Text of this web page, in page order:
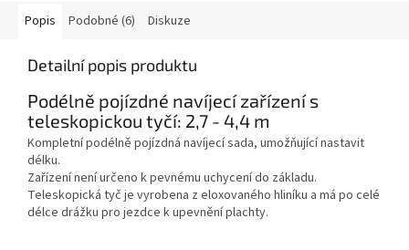
Popis Podobné (6) Diskuze
Detailní popis produktu
Podélně pojízdné navíjecí zařízení s
teleskopickou tyčí: 2,7 - 4,4 m
Kompletní podélně pojízdná navíjecí sada, umožňující nastavit
délku.
Zařízení není určeno k pevnému uchycení do základu.
Teleskopická tyč je vyrobena z eloxovaného hliníku a má po celé
délce drážku pro jezdce k upevnění plachty.